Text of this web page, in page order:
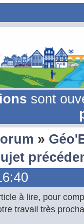
sont
»
à lire, pour
travail très